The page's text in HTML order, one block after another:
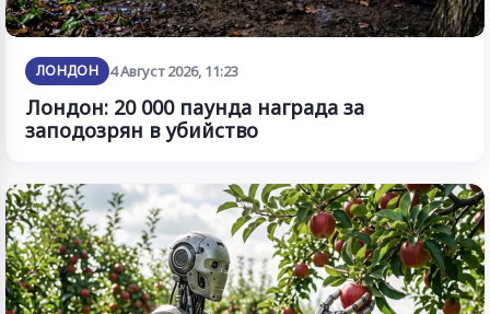
ЛОНДОН 4 Август 2026, 11:23
Лондон: 20 000 паунда награда за
заподозрян в убийство